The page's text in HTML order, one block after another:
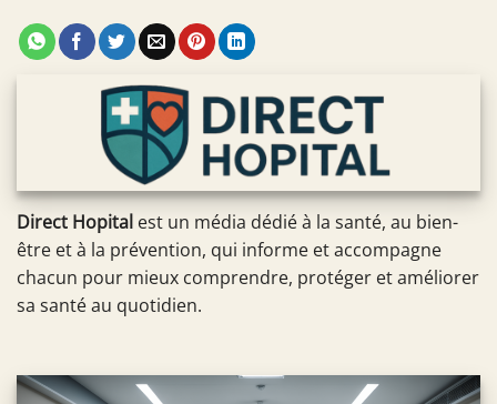
Direct Hopital est un média dédié à la santé, au bien-
être et à la prévention, qui informe et accompagne
chacun pour mieux comprendre, protéger et améliorer
sa santé au quotidien.